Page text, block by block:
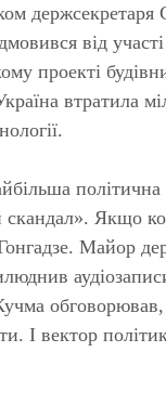
від
проекті
втратила
Якщо
Майор
І вектор